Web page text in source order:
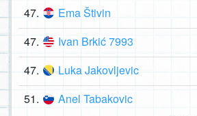
47. Ema Štivin
47. Ivan Brkić 7993
47. Luka Jakovljevic
51. Anel Tabakovic